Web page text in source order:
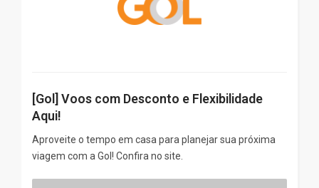
[Gol] Voos com Desconto e Flexibilidade
Aqui!
Aproveite o tempo em casa para planejar sua próxima
viagem com a Gol! Confira no site.